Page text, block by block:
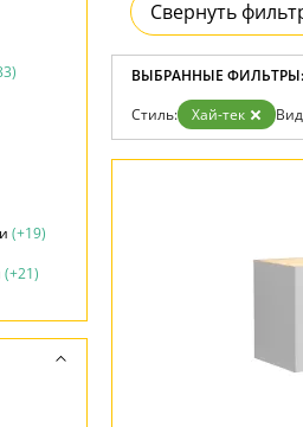
Свернуть
ВЫБРАННЫЕ ФИЛЬТРЫ:
Стиль: Хай-тек
(+19)
(+21)